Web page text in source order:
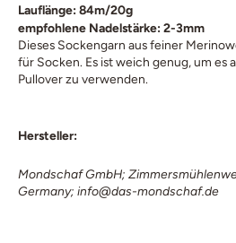
Lauflänge: 84m/20g
empfohlene Nadelstärke: 2-3mm
Dieses Sockengarn aus feiner
für Socken. Es ist weich genug, um es
Pullover zu verwenden.
Hersteller:
Mondschaf GmbH;
Germany; info@das-mondschaf.de